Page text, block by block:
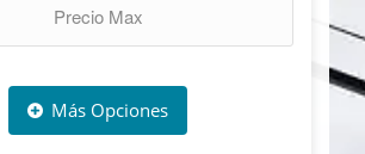
Más Opciones